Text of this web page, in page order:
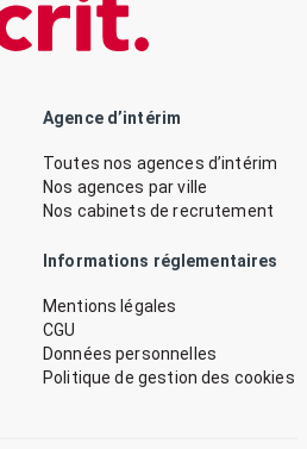
Agence d’intérim
Toutes nos agences d’intérim
Nos agences par ville
Nos cabinets de recrutement
Informations réglementaires
Mentions légales
CGU
Données personnelles
Politique de gestion des cookies